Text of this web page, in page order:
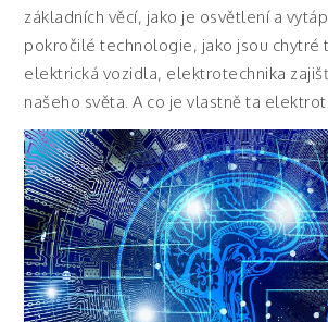
základních věcí, jako je osvětlení a
pokročilé technologie, jako jsou chytré
elektrická vozidla, elektrotechnika
našeho světa. A co je vlastně ta